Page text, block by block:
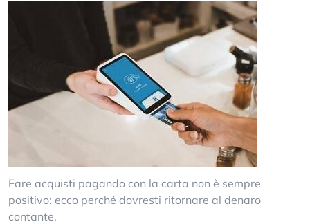
Fare acquisti pagando con la carta non è sempre
positivo: ecco perché dovresti ritornare al denaro
contante.